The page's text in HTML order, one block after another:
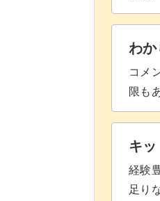
わ
コメ
限も
キ
経験
足り